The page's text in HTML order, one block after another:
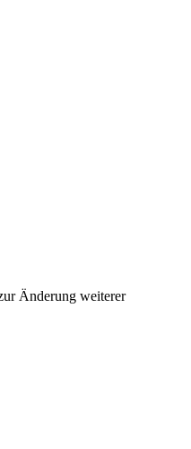
Änderung weiterer